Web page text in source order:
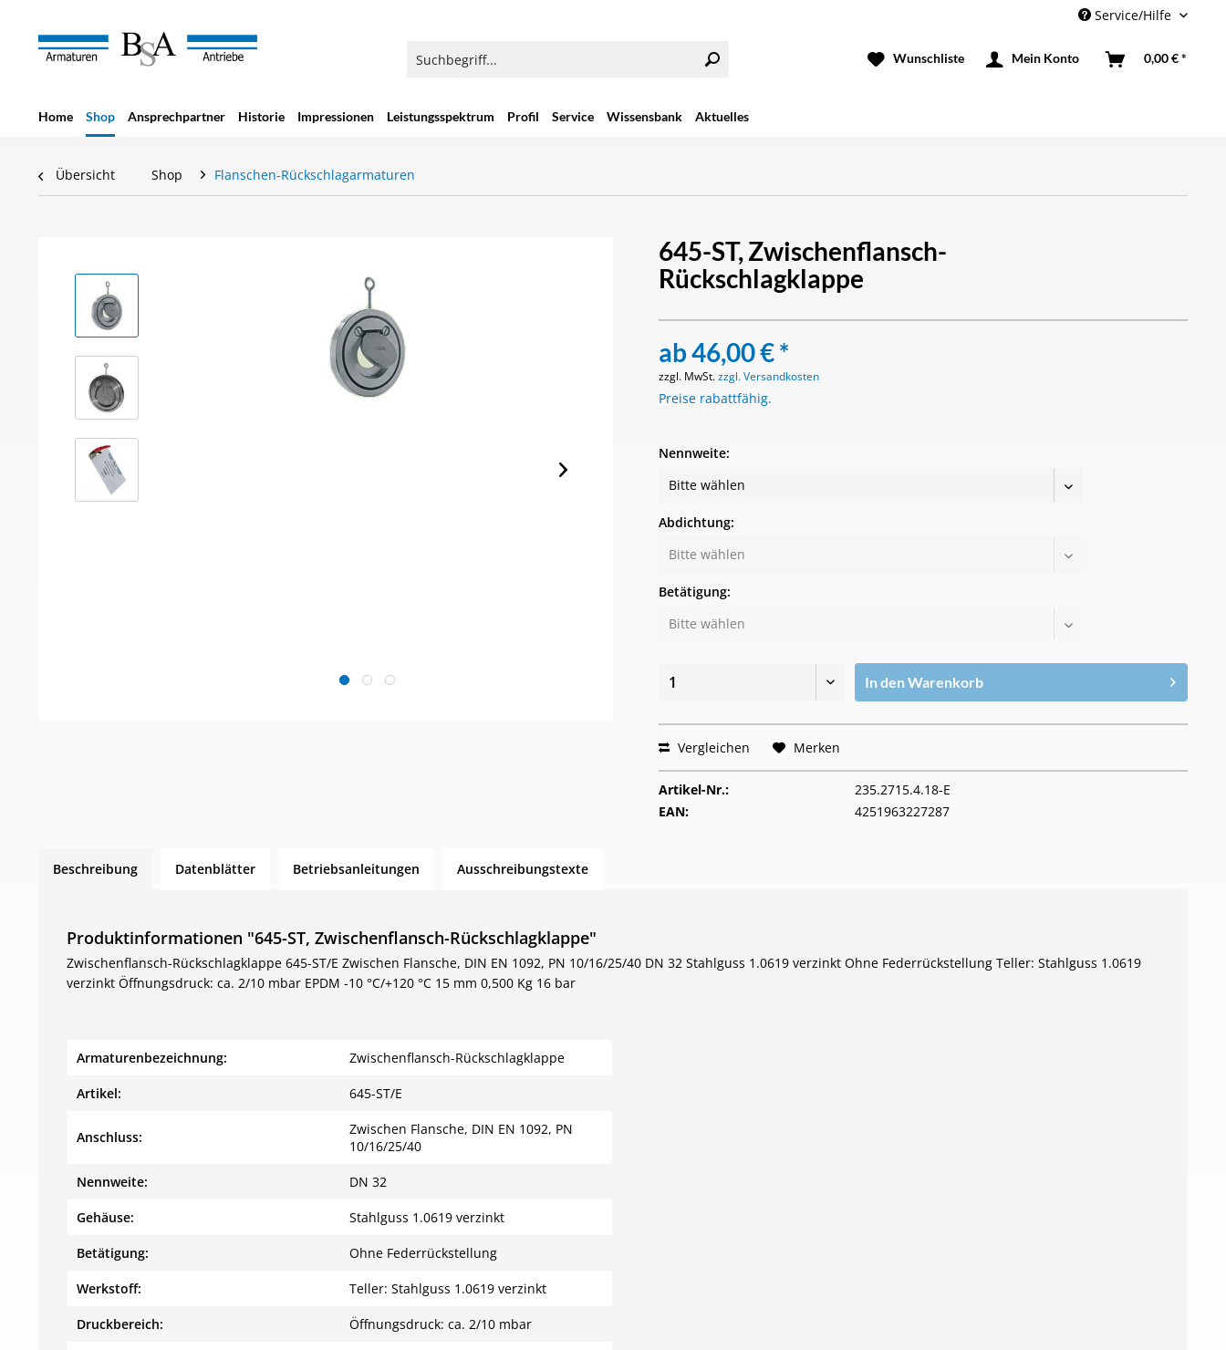
Service/Hilfe
Mein Konto 0,00 € *
Home Shop Ansprechpartner Historie Impressionen Leistungsspektrum Profil Service Wissensbank Aktuelles
Übersicht Shop Flanschen-Rückschlagarmaturen
645-ST, Zwischenflansch-
Rückschlagklappe
ab 46,00 € *
zzgl. MwSt.zzgl. Versandkosten
Preise rabattfähig.
Nennweite:
Abdichtung:
Betätigung:
In denWarenkorb
Vergleichen Merken
Artikel-Nr.:
235.2715.4.18-E
EAN:
4251963227287
Beschreibung Datenblätter Betriebsanleitungen Ausschreibungstexte
Produktinformationen "645-ST, Zwischenflansch-Rückschlagklappe"
Zwischenflansch-Rückschlagklappe 645-ST/E Zwischen Flansche, DIN EN 1092, PN 10/16/25/40 DN 32 Stahlguss 1.0619 verzinkt Ohne Federrückstellung Teller: Stahlguss 1.0619
verzinkt Öffnungsdruck: ca. 2/10 mbar EPDM -10 °C/+120 °C 15 mm 0,500 Kg 16 bar
Armaturenbezeichnung: Zwischenflansch-Rückschlagklappe
Artikel: 645-ST/E
Anschluss:
Zwischen Flansche, DIN EN 1092, PN
10/16/25/40
Nennweite: DN 32
Gehäuse: Stahlguss 1.0619 verzinkt
Betätigung: Ohne Federrückstellung
Werkstoff: Teller: Stahlguss 1.0619 verzinkt
Druckbereich: Öffnungsdruck: ca. 2/10 mbar